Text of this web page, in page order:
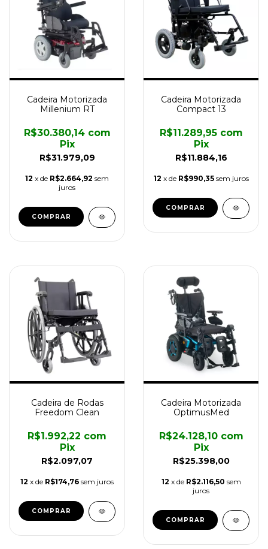
Cadeira Motorizada
Millenium RT
R$31.979,09
R$30.380,14 com
Pix
12 x de R$2.664,92 sem
juros
Cadeira Motorizada
Compact 13
R$11.884,16
R$11.289,95 com
Pix
12 x de R$990,35 sem juros
Cadeira de Rodas
Freedom Clean
R$2.097,07
R$1.992,22 com
Pix
12 x de R$174,76 sem juros
Cadeira Motorizada
OptimusMed
R$25.398,00
R$24.128,10 com
Pix
12 x de R$2.116,50 sem
juros